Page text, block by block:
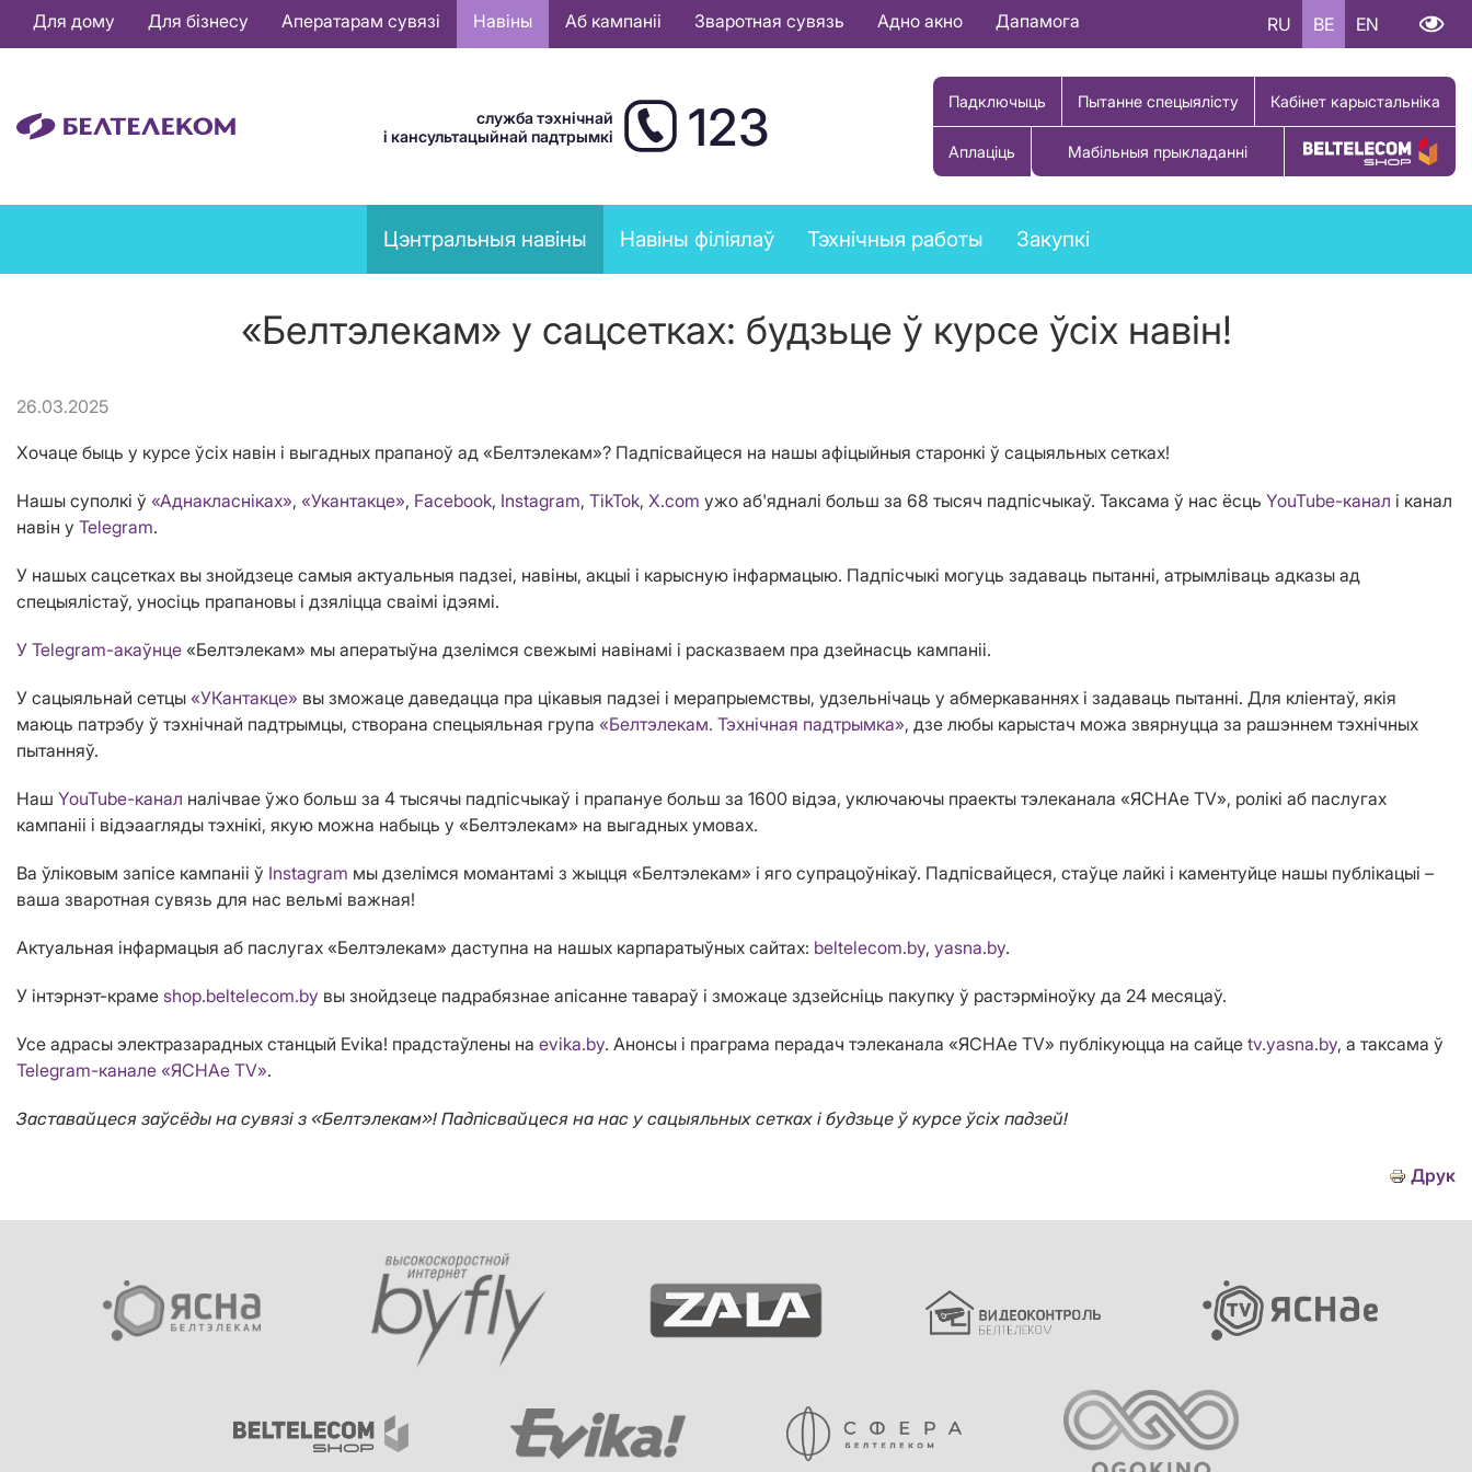
Основная
навигация
Для дому Для бізнесу Аператарам сувязі Навіны Аб кампаніі Зваротная сувязь Адно акно Дапамога RU BE EN
служба тэхнічнай
і кансультацыйнай падтрымкі
123 Падключыць Пытанне спецыялісту Кабінет карыстальніка
Аплаціць Мабільныя прыкладанні Купіць тавар
News
menu
Цэнтральныя навіны Навіны філіялаў Тэхнічныя работы Закупкі
«Белтэлекам» у сацсетках: будзьце ў курсе ўсіх навін!
26.03.2025
Хочаце быць у курсе ўсіх навін і выгадных прапаноў ад «Белтэлекам»? Падпісвайцеся на нашы афіцыйныя старонкі ў сацыяльных сетках!
Нашы суполкі ў «Аднакласніках», «Укантакце», Facebook, Instagram, TikTok, X.com ужо аб'ядналі больш за 68 тысяч падпісчыкаў. Таксама ў нас ёсць YouTube-канал і канал
навін у Telegram.
У нашых сацсетках вы знойдзеце самыя актуальныя падзеі, навіны, акцыі і карысную інфармацыю. Падпісчыкі могуць задаваць пытанні, атрымліваць адказы ад
спецыялістаў, уносіць прапановы і дзяліцца сваімі ідэямі.
У Telegram-акаўнце «Белтэлекам» мы аператыўна дзелімся свежымі навінамі і расказваем пра дзейнасць кампаніі.
У сацыяльнай сетцы «УКантакце» вы зможаце даведацца пра цікавыя падзеі і мерапрыемствы, удзельнічаць у абмеркаваннях і задаваць пытанні. Для кліентаў, якія
маюць патрэбу ў тэхнічнай падтрымцы, створана спецыяльная група «Белтэлекам. Тэхнічная падтрымка», дзе любы карыстач можа звярнуцца за рашэннем тэхнічных
пытанняў.
Наш YouTube-канал налічвае ўжо больш за 4 тысячы падпісчыкаў і прапануе больш за 1600 відэа, уключаючы праекты тэлеканала «ЯСНАе TV», ролікі аб паслугах
кампаніі і відэаагляды тэхнікі, якую можна набыць у «Белтэлекам» на выгадных умовах.
Ва ўліковым запісе кампаніі ў Instagram мы дзелімся момантамі з жыцця «Белтэлекам» і яго супрацоўнікаў. Падпісвайцеся, стаўце лайкі і каментуйце нашы публікацыі –
ваша зваротная сувязь для нас вельмі важная!
Актуальная інфармацыя аб паслугах «Белтэлекам» даступна на нашых карпаратыўных сайтах: beltelecom.by, yasna.by.
У інтэрнэт-краме shop.beltelecom.by вы знойдзеце падрабязнае апісанне тавараў і зможаце здзейсніць пакупку ў растэрміноўку да 24 месяцаў.
Усе адрасы электразарадных станцый Evika! прадстаўлены на еvika.by. Анонсы і праграма перадач тэлеканала «ЯСНАе TV» публікуюцца на сайце tv.yasna.by, а таксама ў
Telegram-канале «ЯСНАе ТV».
Заставайцеся заўсёды на сувязі з «Белтэлекам»! Падпісвайцеся на нас у сацыяльных сетках і будзьце ў курсе ўсіх падзей!
Друк